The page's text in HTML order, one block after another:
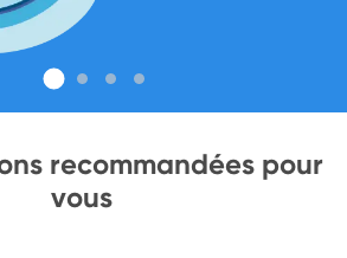
recommandées pour
vous